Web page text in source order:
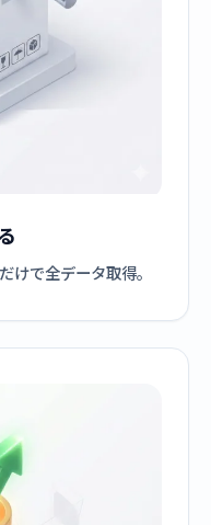
けで全データ取得。